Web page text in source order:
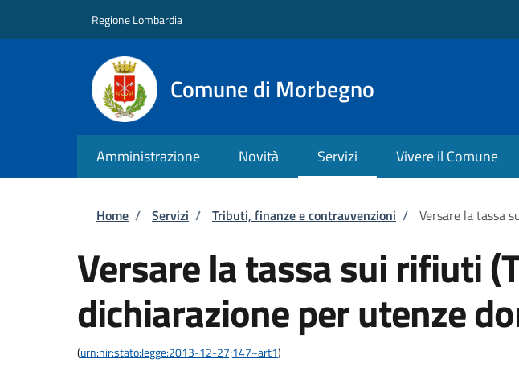
Regione Lombardia
Comune di Morbegno
Amministrazione Novità Servizi Vivere il Comune
Briciole di pane
Home / Servizi / Tributi, finanze e contravvenzioni / Versare la tassa
Versare la tassa sui rifiuti
dichiarazione per utenze
(urn:nir:stato:legge:2013-12-27;147~art1)